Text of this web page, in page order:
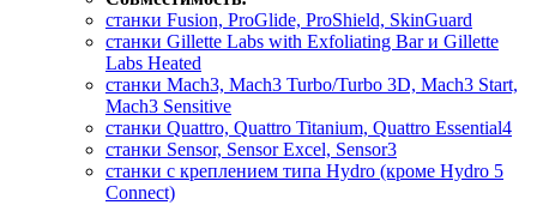
станки Fusion, ProGlide, ProShield, SkinGuard
станки Gillette Labs with Exfoliating Bar и Gillette
Labs Heated
станки Mach3, Mach3 Turbo/Turbo 3D, Mach3 Start,
Mach3 Sensitive
станки Quattro, Quattro Titanium, Quattro Essential4
станки Sensor, Sensor Excel, Sensor3
станки с креплением типа Hydro (кроме Hydro 5
Connect)